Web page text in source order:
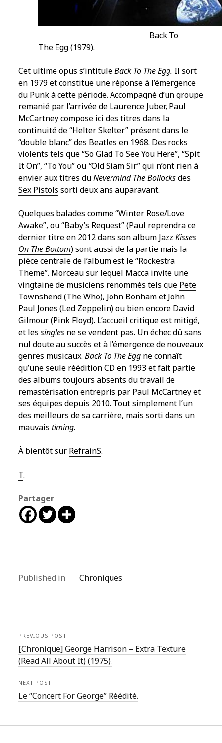
Back To
The Egg (1979).
Cet ultime opus s’intituleBack To The Egg. Il sort
en 1979 et constitue une réponse à l’émergence
du Punk à cette période. Accompagné d’un groupe
remanié par l’arrivée de Laurence Juber, Paul
McCartney compose ici des titres dans la
continuité de “Helter Skelter” présent dans le
“double blanc” des Beatles en 1968. Des rocks
violents tels que “So Glad To See You Here”, “Spit
It On”, “To You” ou “Old Siam Sir” qui n’ont rien à
envier aux titres duNevermind The Bollocksdes
Sex Pistols sorti deux ans auparavant.
Quelques balades comme “Winter Rose/Love
Awake”, ou “Baby’s Request” (Paul reprendra ce
dernier titre en 2012 dans son album JazzKisses
On The Bottom) sont aussi de la partie mais la
pièce centrale de l’album est le “Rockestra
Theme”. Morceau sur lequel Macca invite une
vingtaine de musiciens renommés tels que Pete
Townshend(The Who), John Bonhamet John
Paul Jones (Led Zeppelin) ou bien encore David
Gilmour(Pink Floyd). L’accueil critique est mitigé,
et lessingles ne se vendent pas. Un échec dû sans
nul doute au succès et à l’émergence de nouveaux
genres musicaux.Back To The Egg ne connaît
qu’une seule réédition CD en 1993 et fait partie
des albums toujours absents du travail de
remastérisation entrepris par Paul McCartney et
ses équipes depuis 2010. Tout simplement l’un
des meilleurs de sa carrière, mais sorti dans un
mauvaistiming.
À bientôt sur RefrainS.
T.
Partager
Published in Chroniques
PREVIOUS POST
[Chronique] George Harrison – Extra Texture
(Read All About It) (1975).
NEXT POST
Le “Concert For George” Réédité.